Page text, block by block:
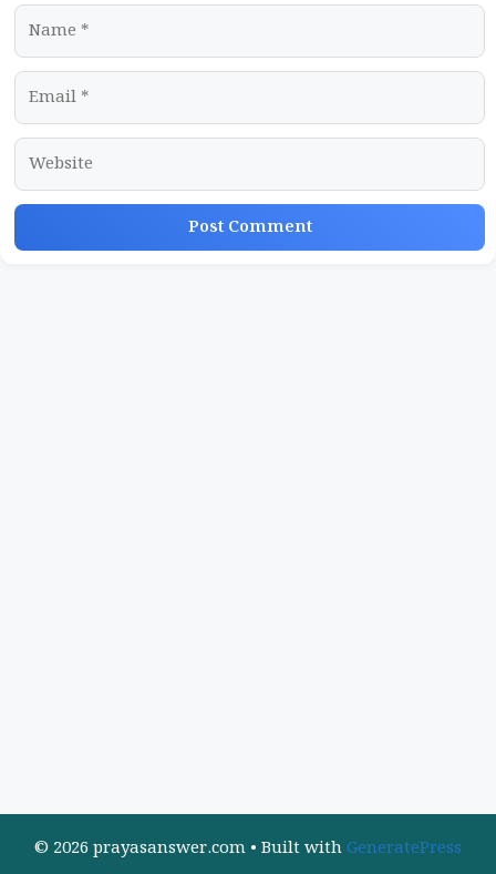
Name
Email
Website
© 2026 prayasanswer.com • Built withGeneratePress